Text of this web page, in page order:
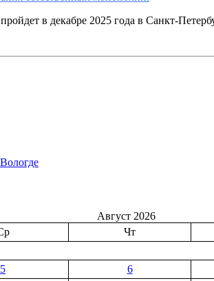
в декабре 2025 года в Санкт-
Август 2026
Чт
5 6